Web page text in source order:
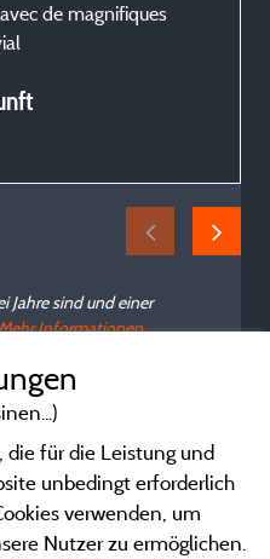
de magnifiques
Jahre sind und einer
Informationen
die für die Leistung und
unbedingt erforderlich
verwenden, um
Nutzer zu ermöglichen.